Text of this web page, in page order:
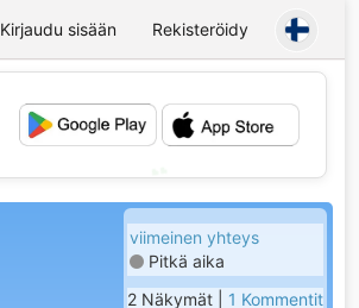
Kirjaudu sisään Rekisteröidy
viimeinen yhteys
Pitkä aika
2 Näkymät | 1 Kommentit